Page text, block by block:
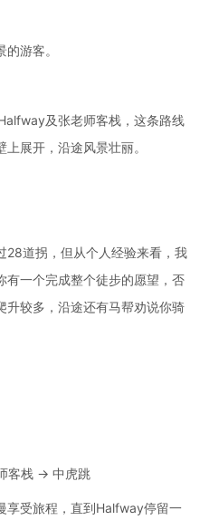
游客。
及张老师客栈，这条路线
展开，沿途风景壮丽。
28道拐，但从个人经验来看，我
有一个完成整个徒步的愿望，否
升较多，沿途还有马帮劝说你骑
客栈 → 中虎跳
享受旅程，直到Halfway停留一